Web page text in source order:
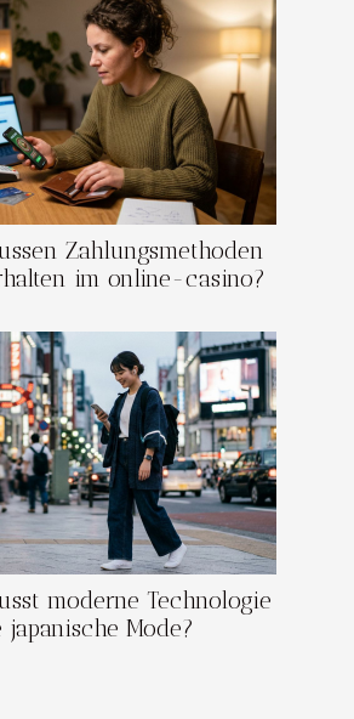
Zahlungsmethoden
im online-casino?
moderne Technologie
Mode?